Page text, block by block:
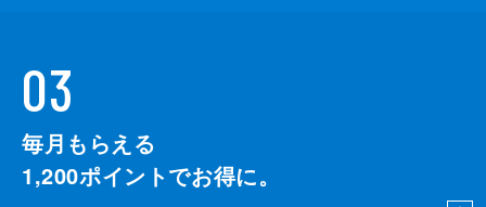
03
毎月もらえる
1,200ポイントでお得に。